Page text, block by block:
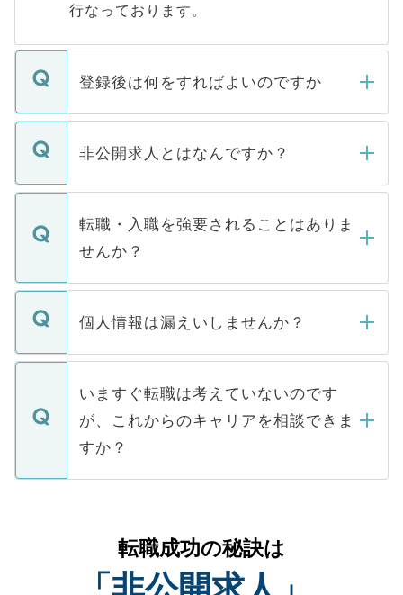
行なっております。
登録後は何をすればよいのですか
ご登録いただきましたら、弊社担当者がご
登録内容を確認し、その後メールもしくは
ます。通常、5営業日以内にはご連絡をせて
いただきますので、しばらくお待ちくださ
非公開求人とはなんですか？
マイナビDOCTORで取り扱っている求人の
うち約3割は、Webサイトからご覧いただ
けない「非公開求人」です。非公開求人は
下記の理由によって、一般には公開してい
ません。
■応募殺到を避けるため 人気のある医療機
関を公にしてしまうと、応募が殺到する場
に、医療機関が求める条件に合った人材の
みを人材紹介会社に依頼するケースが増え
ています。
転職・入職を強要されることはありま
せんか？
転職・入職を強要することは一切ありませ
ん。また、仮に応募先から内定をいただい
定を承諾する必要はありません。内定先へ
の辞退の連絡はキャリアパートナーが行い
個人情報は漏えいしませんか？
個人情報が漏えいすることはありませんの
で、ご安心ください。当サイトからの登録
などで収集したご登録者様の個人情報は、
ご本人のキャリアアップおよび転職活動の
支援を目的に使用いたします。お預かりし
ているすべての個人データはご本人の許可
は、個人情報の取り扱いについての厳密な
管理基準を満たした事業者のみに付与され
いますぐ転職は考えていないのです
が、これからのキャリアを相談できま
すか？
かがいして、現在の医療機関の状況や紹介
経験をまじえながら、適切なアドバイスを
させていただきます。すぐにご転職をされ
転職成功の秘訣は